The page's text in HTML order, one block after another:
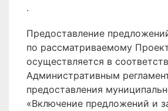
.
Предоставление
по рассматриваемому
осуществляется в
Административным
предоставления
«Включение предложений и